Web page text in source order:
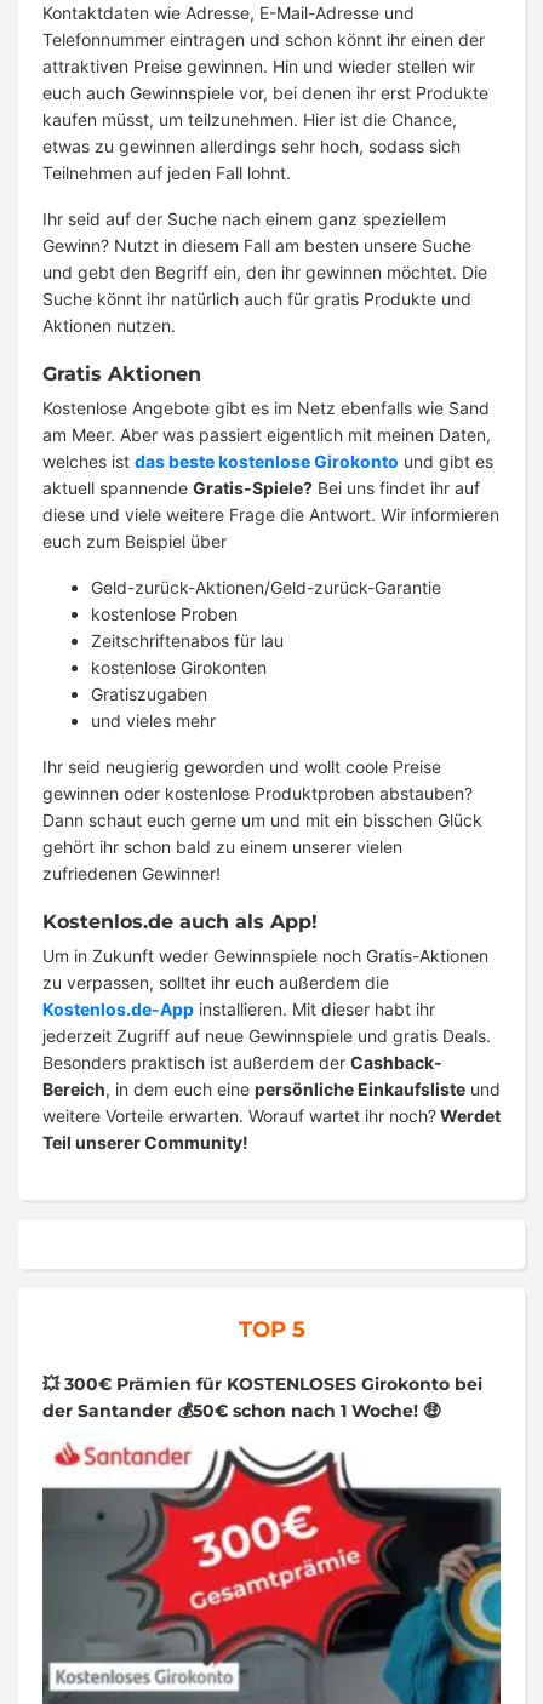
Kontaktdaten wie Adresse, E-Mail-Adresse und
Telefonnummer eintragen und schon könnt ihr einen der
attraktiven Preise gewinnen. Hin und wieder stellen wir
euch auch Gewinnspiele vor, bei denen ihr erst Produkte
kaufen müsst, um teilzunehmen. Hier ist die Chance,
etwas zu gewinnen allerdings sehr hoch, sodass sich
Teilnehmen auf jeden Fall lohnt.
Ihr seid auf der Suche nach einem ganz speziellem
Gewinn? Nutzt in diesem Fall am besten unsere Suche
und gebt den Begriff ein, den ihr gewinnen möchtet. Die
Suche könnt ihr natürlich auch für gratis Produkte und
Aktionen nutzen.
Gratis Aktionen
Kostenlose Angebote gibt es im Netz ebenfalls wie Sand
am Meer. Aber was passiert eigentlich mit meinen Daten,
welches ist das beste kostenlose Girokonto und gibt es
aktuell spannende Gratis-Spiele? Bei uns findet ihr auf
diese und viele weitere Frage die Antwort. Wir informieren
euch zum Beispiel über
Geld-zurück-Aktionen/Geld-zurück-Garantie
kostenlose Proben
Zeitschriftenabos für lau
kostenlose Girokonten
Gratiszugaben
und vieles mehr
Ihr seid neugierig geworden und wollt coole Preise
gewinnen oder kostenlose Produktproben abstauben?
Dann schaut euch gerne um und mit ein bisschen Glück
gehört ihr schon bald zu einem unserer vielen
zufriedenen Gewinner!
Kostenlos.de auch als App!
Um in Zukunft weder Gewinnspiele noch Gratis-Aktionen
zu verpassen, solltet ihr euch außerdem die
Kostenlos.de-App installieren. Mit dieser habt ihr
jederzeit Zugriff auf neue Gewinnspiele und gratis Deals.
Besonders praktisch ist außerdem der Cashback-
Bereich, in dem euch eine persönliche Einkaufsliste und
weitere Vorteile erwarten. Worauf wartet ihr noch?Werdet
Teil unserer Community!
TOP 5
💥 300€ Prämien für KOSTENLOSES Girokonto bei
der Santander 💰50€ schon nach 1 Woche! 🤑